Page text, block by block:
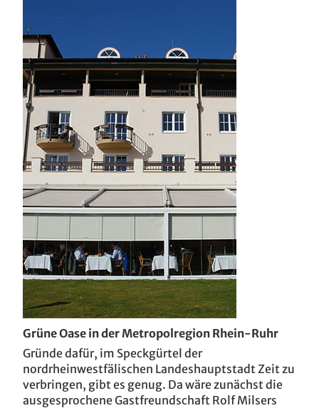
EFH Biberach / D
ASV Köln / D
Villa T / CZ
Grüne Oase in der Metropolregion Rhein-Ruhr
Gründe dafür, im Speckgürtel der
nordrheinwestfälischen Landeshauptstadt Zeit zu
verbringen, gibt es genug. Da wäre zunächst die
ausgesprochene Gastfreundschaft Rolf Milsers